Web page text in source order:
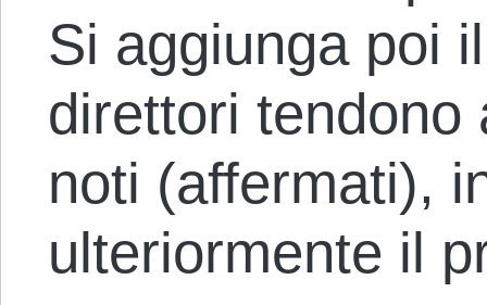
Si aggiunga poi
direttori tendono
noti (affermati),
ulteriormente il